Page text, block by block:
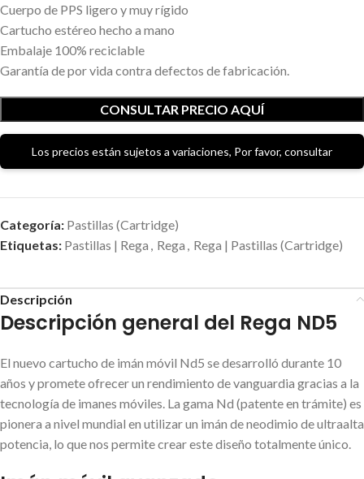
Cuerpo de PPS ligero y muy rígido
Cartucho estéreo hecho a mano
Embalaje 100% reciclable
Garantía de por vida contra defectos de fabricación.
CONSULTAR PRECIO AQUÍ
Los precios están sujetos a variaciones, Por favor, consultar
Categoría: Pastillas (Cartridge)
Etiquetas: Pastillas | Rega , Rega , Rega | Pastillas (Cartridge)
Descripción
Descripción general del Rega ND5
El nuevo cartucho de imán móvil Nd5 se desarrolló durante 10
años y promete ofrecer un rendimiento de vanguardia gracias a la
tecnología de imanes móviles. La gama Nd (patente en trámite) es
pionera a nivel mundial en utilizar un imán de neodimio de ultraalta
potencia, lo que nos permite crear este diseño totalmente único.